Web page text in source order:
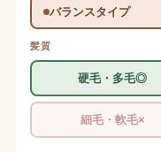
バランスタイプ
髪質
硬毛・多毛◎
細毛・軟毛×